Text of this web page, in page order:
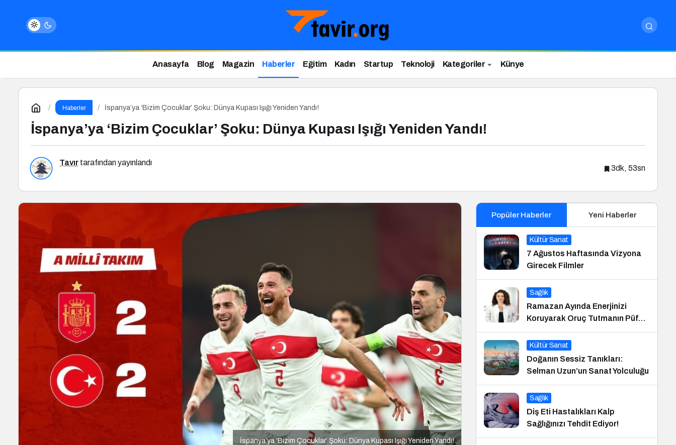
Anasayfa Blog Magazin Haberler Eğitim Kadın Startup Teknoloji Kategoriler Künye
Haberler İspanya’ya ‘Bizim Çocuklar’ Şoku: Dünya Kupası Işığı Yeniden Yandı!
İspanya’ya ‘Bizim Çocuklar’ Şoku: Dünya Kupası Işığı Yeniden Yandı!
Tavır tarafından yayınlandı
3dk, 53sn
İspanya’ya ‘Bizim Çocuklar’ Şoku: Dünya Kupası Işığı Yeniden Yandı!
Popüler Haberler Yeni Haberler
Kültür Sanat
7 Ağustos Haftasında Vizyona
Girecek Filmler
Sağlık
Ramazan Ayında Enerjinizi
Koruyarak Oruç Tutmanın Püf
Noktaları
Kültür Sanat
Doğanın Sessiz Tanıkları:
Selman Uzun’un Sanat Yolculuğu
Sağlık
Diş Eti Hastalıkları Kalp
Sağlığınızı Tehdit Ediyor!